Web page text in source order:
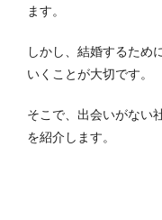
ます。
しかし、結婚するため
いくことが大切です。
そこで、出会いがない
を紹介します。